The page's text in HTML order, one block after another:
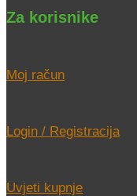
Za korisnike
Moj račun
Login / Registracija
Uvjeti kupnje